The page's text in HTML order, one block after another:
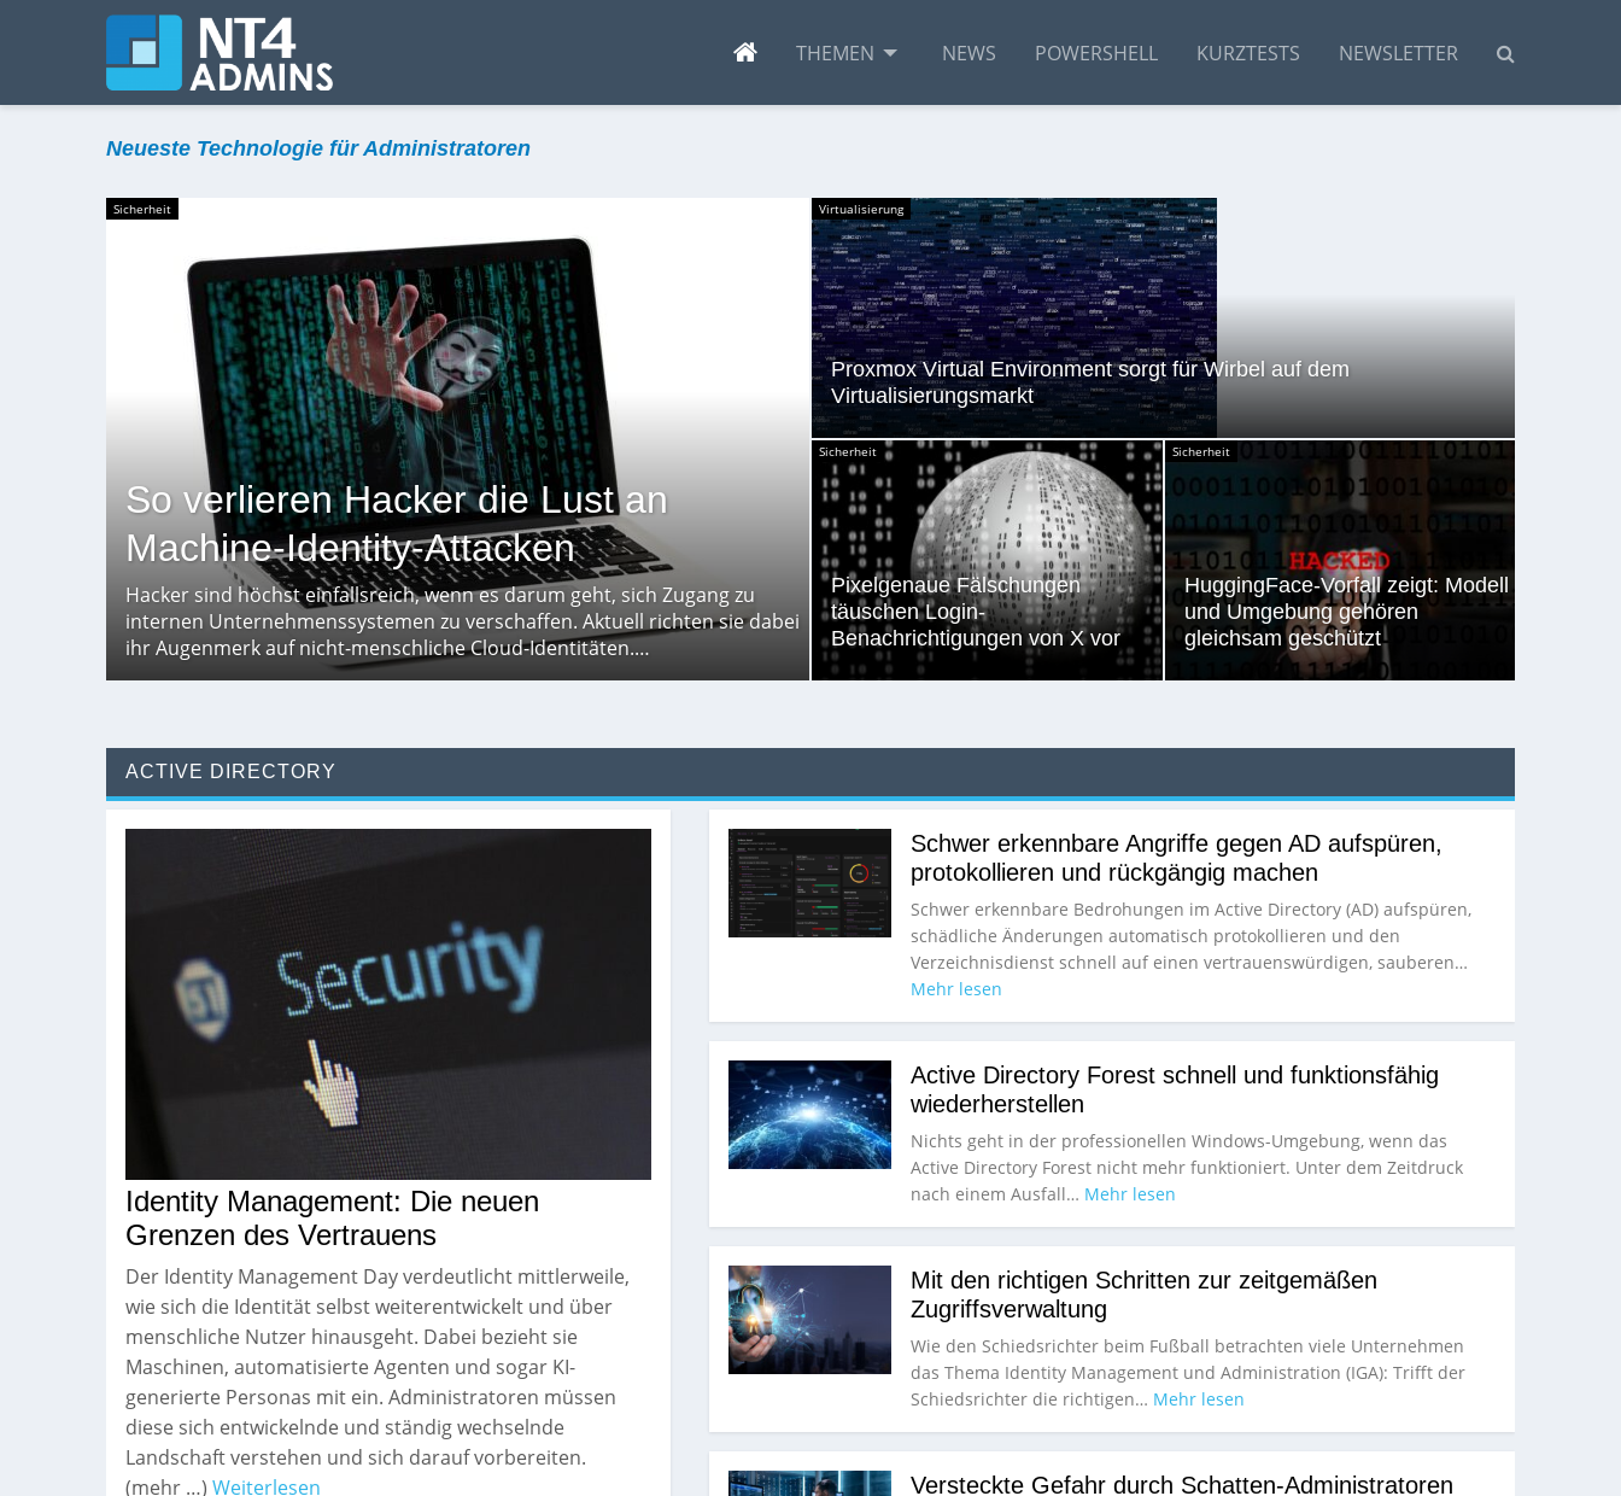
THEMEN NEWS POWERSHELL KURZTESTS NEWSLETTER
Neueste Technologie für Administratoren
So verlieren Hacker die Lust an
Machine-Identity-Attacken
Hacker sind höchst einfallsreich, wenn es darum geht, sich Zugang zu
internen Unternehmenssystemen zu verschaffen. Aktuell richten sie dabei
ihr Augenmerk auf nicht-menschliche Cloud-Identitäten.…
Sicherheit
Proxmox Virtual Environment sorgt für Wirbel auf dem
Virtualisierungsmarkt
Virtualisierung
Pixelgenaue Fälschungen
täuschen Login-
Benachrichtigungen von X vor
Sicherheit
HuggingFace-Vorfall zeigt: Modell
und Umgebung gehören
gleichsam geschützt
Sicherheit
ACTIVE DIRECTORY
Identity Management: Die neuen
Grenzen des Vertrauens
Der Identity Management Day verdeutlicht mittlerweile,
wie sich die Identität selbst weiterentwickelt und über
menschliche Nutzer hinausgeht. Dabei bezieht sie
Maschinen, automatisierte Agenten und sogar KI-
generierte Personas mit ein. Administratoren müssen
diese sich entwickelnde und ständig wechselnde
Landschaft verstehen und sich darauf vorbereiten.
(mehr …) Weiterlesen
Schwer erkennbare Angriffe gegen AD aufspüren,
protokollieren und rückgängig machen
Schwer erkennbare Bedrohungen im Active Directory (AD) aufspüren,
schädliche Änderungen automatisch protokollieren und den
Verzeichnisdienst schnell auf einen vertrauenswürdigen, sauberen…
Mehr lesen
Active Directory Forest schnell und funktionsfähig
wiederherstellen
Nichts geht in der professionellen Windows-Umgebung, wenn das
Active Directory Forest nicht mehr funktioniert. Unter dem Zeitdruck
nach einem Ausfall… Mehr lesen
Mit den richtigen Schritten zur zeitgemäßen
Zugriffsverwaltung
Wie den Schiedsrichter beim Fußball betrachten viele Unternehmen
das Thema Identity Management und Administration (IGA): Trifft der
Schiedsrichter die richtigen… Mehr lesen
Versteckte Gefahr durch Schatten-Administratoren